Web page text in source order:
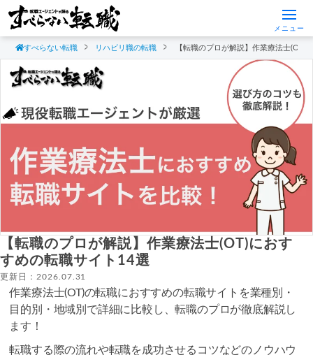
メニュー
すべらない転職 リハビリ職の転職 【転職のプロが解説】作業療法士(OT)
【転職のプロが解説】作業療法士(OT)におす
すめの転職サイト14選
更新日：2026.07.31
作業療法士(OT)の転職におすすめの転職サイトを業種別・
目的別・地域別で詳細に比較し、転職のプロが徹底解説し
ます！
転職する際の流れや転職を成功させるコツなどのノウハウ